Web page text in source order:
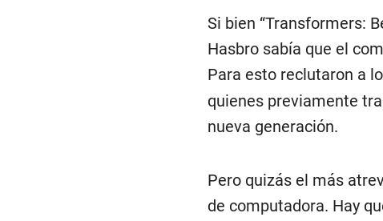
Si bien “Transformers:
Hasbro sabía que el
Para esto reclutaron a
quienes previamente
nueva generación.
Pero quizás el más
de computadora. Hay